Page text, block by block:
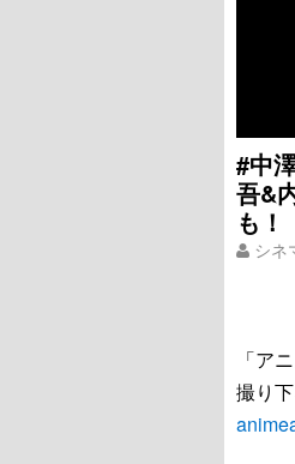
#中
吾&
も！
シネ
「ア
撮り